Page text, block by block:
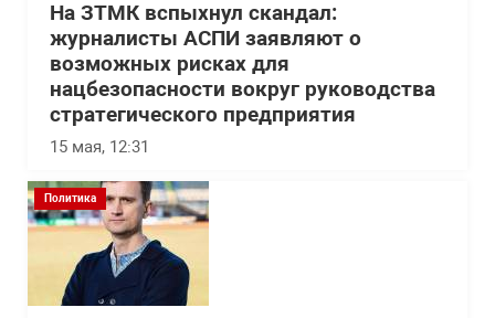
На ЗТМК вспыхнул скандал:
журналисты АСПИ заявляют о
возможных рисках для
нацбезопасности вокруг руководства
стратегического предприятия
15 мая, 12:31
Политика